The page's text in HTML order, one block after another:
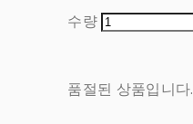
수량
품절된 상품입니다.